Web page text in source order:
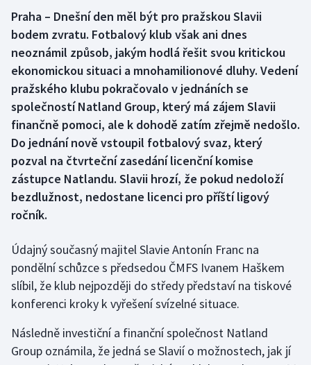
Box
Curling
Dostihy
Florbal
Futsal
Golf
Gymnastika
Házená
Jezdectví
Krasobruslení
Praha – Dnešní den měl být pro pražskou Slavii
bodem zvratu. Fotbalový klub však ani dnes
neoznámil způsob, jakým hodlá řešit svou kritickou
ekonomickou situaci a mnohamilionové dluhy. Vedení
pražského klubu pokračovalo v jednáních se
společností Natland Group, který má zájem Slavii
finančně pomoci, ale k dohodě zatím zřejmě nedošlo.
Do jednání nově vstoupil fotbalový svaz, který
pozval na čtvrteční zasedání licenční komise
zástupce Natlandu. Slavii hrozí, že pokud nedoloží
bezdlužnost, nedostane licenci pro příští ligový
ročník.
Údajný současný majitel Slavie Antonín Franc na
pondělní schůzce s předsedou ČMFS Ivanem Haškem
slíbil, že klub nejpozději do středy představí na tiskové
konferenci kroky k vyřešení svízelné situace.
Následně investiční a finanční společnost Natland
Group oznámila, že jedná se Slavií o možnostech, jak jí